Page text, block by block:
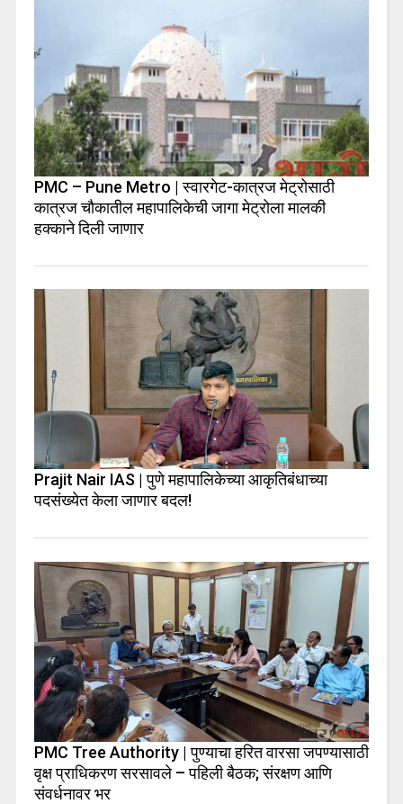
PMC – Pune Metro | स्वारगेट-कात्रज मेट्रोसाठी
कात्रज चौकातील महापालिकेची जागा मेट्रोला मालकी
हक्काने दिली जाणार
Prajit Nair IAS | पुणे महापालिकेच्या आकृतिबंधाच्या
पदसंख्येत केला जाणार बदल!
PMC Tree Authority | पुण्याचा हरित वारसा जपण्यासाठी
वृक्ष प्राधिकरण सरसावले – पहिली बैठक; संरक्षण आणि
संवर्धनावर भर